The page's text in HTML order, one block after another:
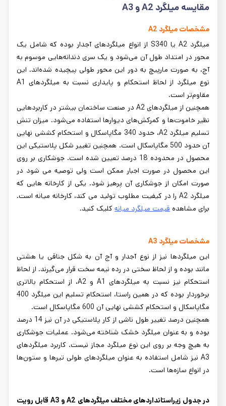
مقایسه میلگرد A2 و A3
مشخصات میلگرد A2
میلگرد A2 یا S340 از انواع میلگردهای آجدار بوده که شامل یک
محور در امتداد طول آن می‌شود و یک سری دندانه‌هایی موسوم به
آج، به صورت مارپیچ به دور این محور طولی پیچیده شده‌اند. این
نوع میلگرد از لحاظ استحکام و پایداری نسبت به میلگردهای A1
مقاوم‌تر است.
همچنین از میلگردهای A2 در صنعت ساختمان بیشتر در کاربردهایی
نظیر خاموت‌ها و کمرکش‌های دیوارها استفاده می‌شود. میزان تنش
تسلیم میلگرد A2، حدود 340 مگاپاسکال و استحکام کششی نهایی
آن حدود 500 مگاپاسکال است. همچنین تغییر شکل پلاستیکی این
محصول در محدوده 18 درصد تعیین شده است. جوشکاری بر روی
این محصول در صورت اجبار ممکن است ولی توصیه می شود در
صورت امکان از جوشکاری آن پرهیز شود. یکی از کارخانه هایی که
میلگرد A2 را در کیفیت مطلوب تولید می کند، کارخانه میانه است.
برای مشاهده قیمت میلگرد میانه کلیک کنید.
مشخصات میلگرد A3
این میلگردها نیز از نوع آجدار و آج آن به شکل جناقی یا هشتی
مانند بوده و از لحاظ سختی در رده نیمه سخت قرار می‌گیرند. از لحاظ
استحکام نیز نسبت به میلگردهای A1 و A2، از استحکام بالاتری
برخوردار بوده که در همین راستا، استحکام تسلیم این میلگرد 400
مگاپاسکال و استحکام کششی نهایی آن 600 مگاپاسکال است.
همچنین درصد تغییر طول ناشی از کار پلاستیکی در آن نیز 14 درصد
بوده و به عنوان میلگرد خشک شناخته می‌شود. عملیات جوشکاری
به هیچ وجه بر روی این نوع میلگرد مجاز نیست. کاربرد میلگردهای
A3 نیز شامل استفاده به عنوان میلگردهای طولی تیرها و ستون‌ها
در انواع سازه‌ها است.
در جدول زیراستانداردهای مختلف میلگردهای A2 و A3 قابل رویت